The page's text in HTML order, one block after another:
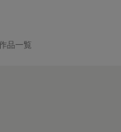
品一覧